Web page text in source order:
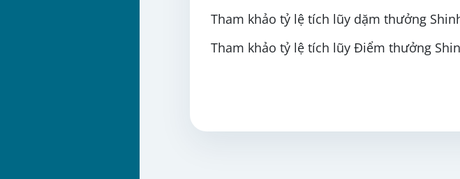
Tham khảo tỷ lệ tích lũy dặm thưởng
Tham khảo tỷ lệ tích lũy Điểm thưởng